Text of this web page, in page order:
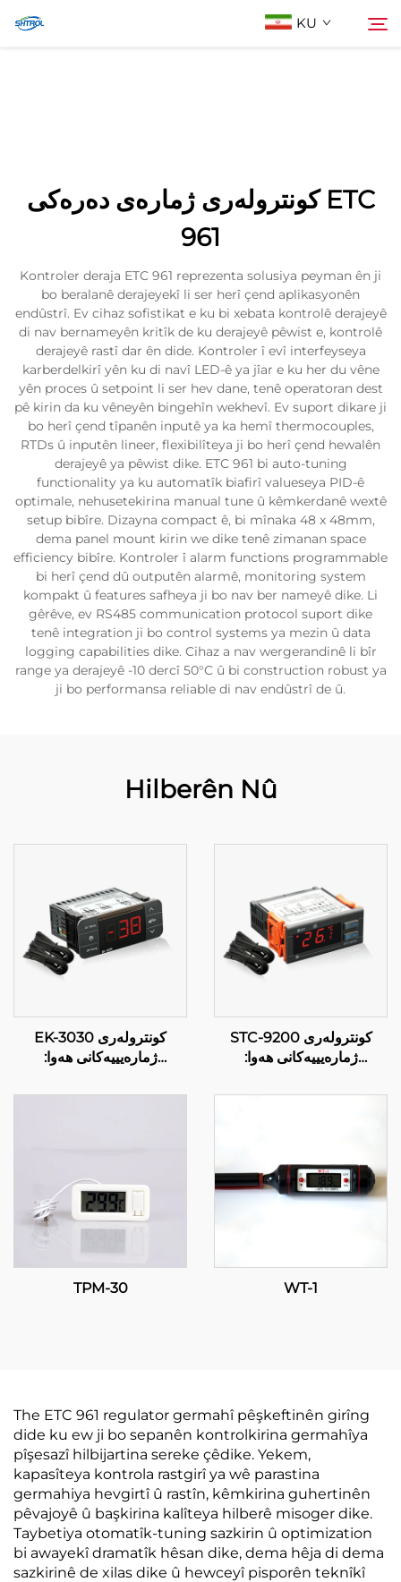
KU
Li Ser Nivîsain
کونترولەری ژمارەی دەرەکی ETC
961
Kontroler deraja ETC 961 reprezenta solusiya peyman ên ji
bo beralanê derajeyekî li ser herî çend aplikasyonên
endûstrî. Ev cihaz sofistikat e ku bi xebata kontrolê derajeyê
di nav bernameyên kritîk de ku derajeyê pêwist e, kontrolê
derajeyê rastî dar ên dide. Kontroler î evî interfeyseya
karberdelkirî yên ku di navî LED-ê ya jîar e ku her du vêne
yên proces û setpoint li ser hev dane, tenê operatoran dest
pê kirin da ku vêneyên bingehîn wekhevî. Ev suport dikare ji
bo herî çend tîpanên inputê ya ka hemî thermocouples,
RTDs û inputên lineer, flexibilîteya ji bo herî çend hewalên
derajeyê ya pêwist dike. ETC 961 bi auto-tuning
functionality ya ku automatîk biafirî valueseya PID-ê
optimale, nehusetekirina manual tune û kêmkerdanê wextê
setup bibîre. Dizayna compact ê, bi mînaka 48 x 48mm,
dema panel mount kirin we dike tenê zimanan space
efficiency bibîre. Kontroler î alarm functions programmable
bi herî çend dû outputên alarmê, monitoring system
kompakt û features safheya ji bo nav ber nameyê dike. Li
gêrêve, ev RS485 communication protocol suport dike
tenê integration ji bo control systems ya mezin û data
logging capabilities dike. Cihaz a nav wergerandinê li bîr
range ya derajeyê -10 dercî 50°C û bi construction robust ya
ji bo performansa reliable di nav endûstrî de û.
Hilberên Nû
EK-3030 کونترولەری
ژمارەیییەکانی هەوا:
سەرکەوتوو لەسەر ئەمەلگری
STC-9200 کونترولەری
ژمارەیییەکانی هەوا:
کارپێکردنەوەی هەوا لەسەر
TPM-30 WT-1
The ETC 961 regulator germahî pêşkeftinên girîng
dide ku ew ji bo sepanên kontrolkirina germahîya
pîşesazî hilbijartina sereke çêdike. Yekem,
kapasîteya kontrola rastgirî ya wê parastina
germahiya hevgirtî û rastîn, kêmkirina guhertinên
pêvajoyê û başkirina kalîteya hilberê misoger dike.
Taybetiya otomatîk-tuning sazkirin û optimization
bi awayekî dramatîk hêsan dike, dema hêja di dema
sazkirinê de xilas dike û hewceyî pisporên teknîkî